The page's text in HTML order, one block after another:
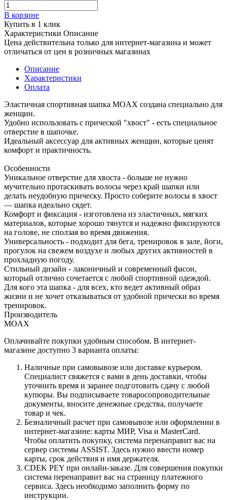
В корзине
Купить в 1 клик
Характеристики Описание
Цена действительна только для интернет-магазина и может
отличаться от цен в розничных магазинах
Описание
Характеристики
Оплата
Эластичная спортивная шапка MOAX создана специально для
женщин.
Удобно использовать с прической "хвост" - есть специальное
отверстие в шапочке.
Идеальный аксессуар для активных женщин, которые ценят
комфорт и практичность.
Особенности
Уникальное отверстие для хвоста - больше не нужно
мучительно протаскивать волосы через край шапки или
делать неудобную прическу. Просто соберите волосы в хвост
— шапка идеально сядет.
Комфорт и фиксация - изготовлена из эластичных, мягких
материалов, которые хорошо тянутся и надежно фиксируются
на голове, не сползая во время движения.
Универсальность - подходит для бега, тренировок в зале, йоги,
прогулок на свежем воздухе и любых других активностей в
прохладную погоду.
Стильный дизайн - лаконичный и современный фасон,
который отлично сочетается с любой спортивной одеждой.
Для кого эта шапка - для всех, кто ведет активный образ
жизни и не хочет отказываться от удобной прически во время
тренировок.
Производитель
MOAX
Оплачивайте покупки удобным способом. В интернет-
магазине доступно 3 варианта оплаты:
Наличные при самовывозе или доставке курьером.
Специалист свяжется с вами в день доставки, чтобы
уточнить время и заранее подготовить сдачу с любой
купюры. Вы подписываете товаросопроводительные
документы, вносите денежные средства, получаете
товар и чек.
Безналичный расчет при самовывозе или оформлении в
интернет-магазине: карты МИР, Visa и MasterCard.
Чтобы оплатить покупку, система перенаправит вас на
сервер системы ASSIST. Здесь нужно ввести номер
карты, срок действия и имя держателя.
CDEK PEY при онлайн-заказе. Для совершения покупки
система перенаправит вас на страницу платежного
сервиса. Здесь необходимо заполнить форму по
инструкции.